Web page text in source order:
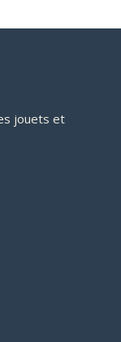
jouets et